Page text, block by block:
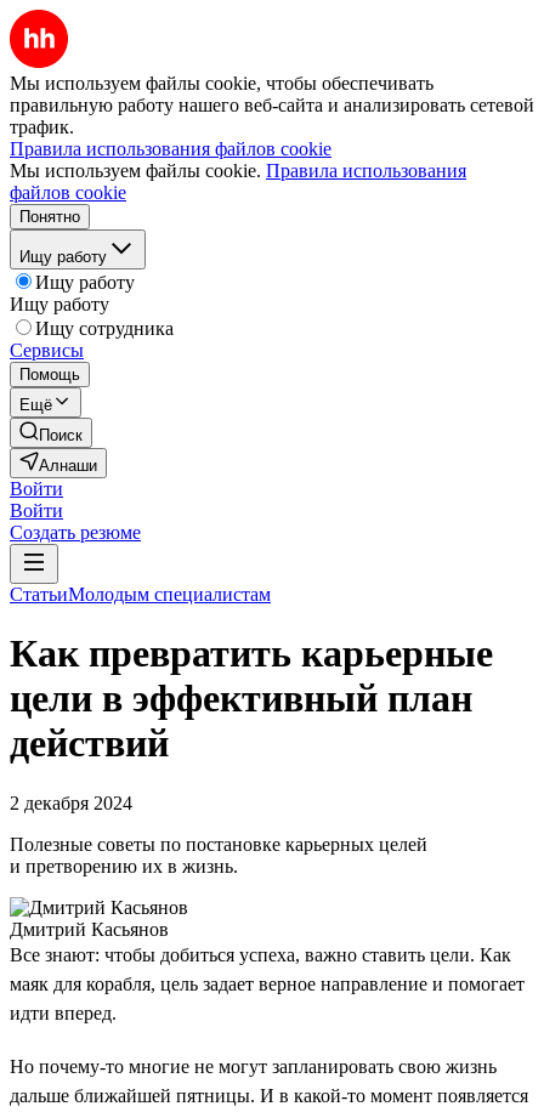
Мы используем файлы cookie, чтобы обеспечивать
правильную работу нашего веб-сайта и анализировать сетевой
трафик.
Правила использования файлов cookie
Мы используем файлы cookie. Правила использования
файлов cookie
Понятно
Ищу работу
Ищу работу
Ищу работу
Ищу сотрудника
Сервисы
Помощь
Ещё
Поиск
Алнаши
Войти
Войти
Создать резюме
СтатьиМолодым специалистам
Как превратить карьерные
цели в эффективный план
действий
2 декабря 2024
Полезные советы по постановке карьерных целей
и претворению их в жизнь.
Дмитрий Касьянов
Все знают: чтобы добиться успеха, важно ставить цели. Как
маяк для корабля, цель задает верное направление и помогает
идти вперед.
Но почему-то многие не могут запланировать свою жизнь
дальше ближайшей пятницы. И в какой-то момент появляется